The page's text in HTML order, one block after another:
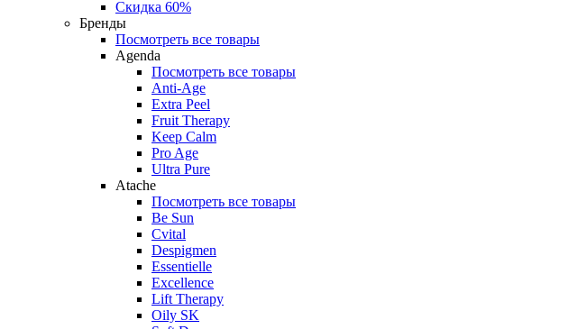
Скидка 60%
Бренды
Посмотреть все товары
Agenda
Посмотреть все товары
Anti‑Age
Extra Peel
Fruit Therapy
Keep Calm
Pro Age
Ultra Pure
Atache
Посмотреть все товары
Be Sun
Cvital
Despigmen
Essentielle
Excellence
Lift Therapy
Oily SK